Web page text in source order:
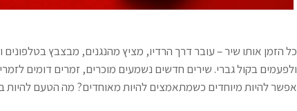
כל הזמן אותו שיר – עובר דרך הרדיו, מציץ מהנגנים, מבצבץ בטלפונים
ולפעמים בקול גברי. שירים חדשים נשמעים מוכרים, זמרים דומים
אפשר להיות מיוחדים כשמתאמצים להיות מאוחדים? מה הטעם להיות